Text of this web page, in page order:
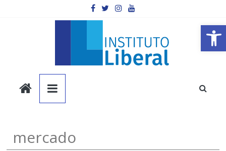
Barra de Ferramentas Aberta
Instituto
Liberal
é
mercado